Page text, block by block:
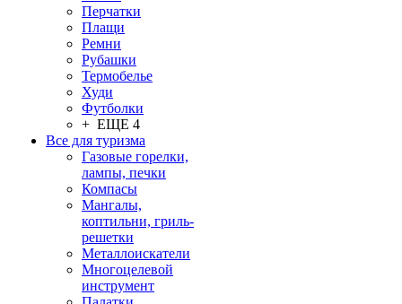
Перчатки
Плащи
Ремни
Рубашки
Термобелье
Худи
Футболки
+ ЕЩЕ 4
Все для туризма
Газовые горелки,
лампы, печки
Компасы
Мангалы,
коптильни, гриль-
решетки
Металлоискатели
Многоцелевой
инструмент